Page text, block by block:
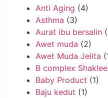
Anti Aging (4)
Asthma (3)
Aurat ibu bersalin
Awet muda (2)
Awet Muda Jelita
B complex Shaklee
Baby Product (1)
Baju kedut (1)